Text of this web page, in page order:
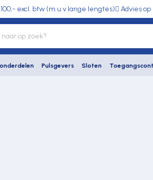
excl. btw (m.u.v lange lengtes) Advies
Pulsgevers Sloten